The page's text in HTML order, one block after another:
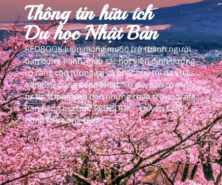
Thông tin hữu ích
Du học Nhật Bản
REDBOOK luôn mong muốn trở thành người
bạn đồng hành, giúp các học viên định hướng
rõ ràng cho tương lai và phát huy tối đa khả
năng sử dụng tiếng Nhật. Từ đó, bạn có thể
tự tin vươn mình đến những chân trời mới mà
bạn hằng mơ ước. REDBOOK – Quyển sách
hồng của riêng bạn!